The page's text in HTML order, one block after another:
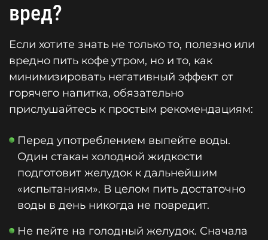
вред?
Если хотите знать не только то, полезно или
вредно пить кофе утром, но и то, как
минимизировать негативный эффект от
горячего напитка, обязательно
прислушайтесь к простым рекомендациям:
Перед употреблением выпейте воды.
Один стакан холодной жидкости
подготовит желудок к дальнейшим
«испытаниям». В целом пить достаточно
воды в день никогда не повредит.
Не пейте на голодный желудок. Сначала